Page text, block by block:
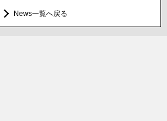
News一覧へ戻る